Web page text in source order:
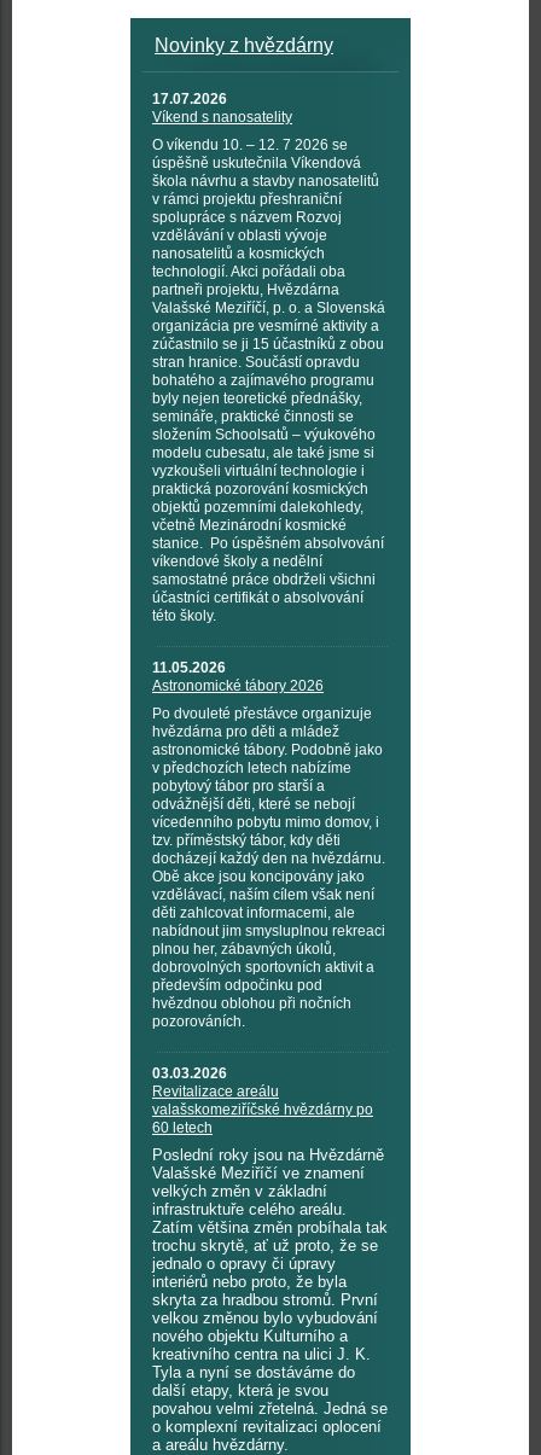
Novinky z hvězdárny
17.07.2026
Víkend s nanosatelity
O víkendu 10. – 12. 7 2026 se
úspěšně uskutečnila Víkendová
škola návrhu a stavby nanosatelitů
v rámci projektu přeshraniční
spolupráce s názvem Rozvoj
vzdělávání v oblasti vývoje
nanosatelitů a kosmických
technologií. Akci pořádali oba
partneři projektu, Hvězdárna
Valašské Meziříčí, p. o. a Slovenská
organizácia pre vesmírné aktivity a
zúčastnilo se ji 15 účastníků z obou
stran hranice. Součástí opravdu
bohatého a zajímavého programu
byly nejen teoretické přednášky,
semináře, praktické činnosti se
složením Schoolsatů – výukového
modelu cubesatu, ale také jsme si
vyzkoušeli virtuální technologie i
praktická pozorování kosmických
objektů pozemními dalekohledy,
včetně Mezinárodní kosmické
stanice. Po úspěšném absolvování
víkendové školy a nedělní
samostatné práce obdrželi všichni
účastníci certifikát o absolvování
této školy.
11.05.2026
Astronomické tábory 2026
Po dvouleté přestávce organizuje
hvězdárna pro děti a mládež
astronomické tábory. Podobně jako
v předchozích letech nabízíme
pobytový tábor pro starší a
odvážnější děti, které se nebojí
vícedenního pobytu mimo domov, i
tzv. příměstský tábor, kdy děti
docházejí každý den na hvězdárnu.
Obě akce jsou koncipovány jako
vzdělávací, naším cílem však není
děti zahlcovat informacemi, ale
nabídnout jim smysluplnou rekreaci
plnou her, zábavných úkolů,
dobrovolných sportovních aktivit a
především odpočinku pod
hvězdnou oblohou při nočních
pozorováních.
03.03.2026
Revitalizace areálu
valašskomeziříčské hvězdárny po
60 letech
Poslední roky jsou na Hvězdárně
Valašské Meziříčí ve znamení
velkých změn v základní
infrastruktuře celého areálu.
Zatím většina změn probíhala tak
trochu skrytě, ať už proto, že se
jednalo o opravy či úpravy
interiérů nebo proto, že byla
skryta za hradbou stromů. První
velkou změnou bylo vybudování
nového objektu Kulturního a
kreativního centra na ulici J. K.
Tyla a nyní se dostáváme do
další etapy, která je svou
povahou velmi zřetelná. Jedná se
o komplexní revitalizaci oplocení
a areálu hvězdárny.